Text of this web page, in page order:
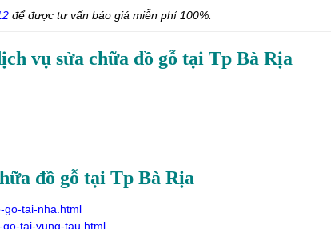
để được tư vấn báo giá miễn phí 100%.
vụ sửa chữa đồ gỗ tại Tp Bà Rịa
đồ gỗ tại Tp Bà Rịa
go-tai-nha.html
tai-vung-tau.html